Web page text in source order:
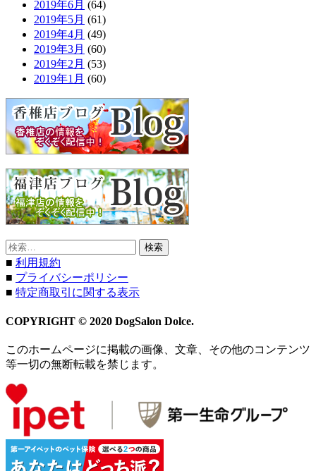
2019年6月 (64)
2019年5月 (61)
2019年4月 (49)
2019年3月 (60)
2019年2月 (53)
2019年1月 (60)
検
索:
■ 利用規約
■ プライバシーポリシー
■ 特定商取引に関する表示
COPYRIGHT © 2020 DogSalon Dolce.
このホームページに掲載の画像、文章、その他のコンテンツ
等一切の無断転載を禁じます。